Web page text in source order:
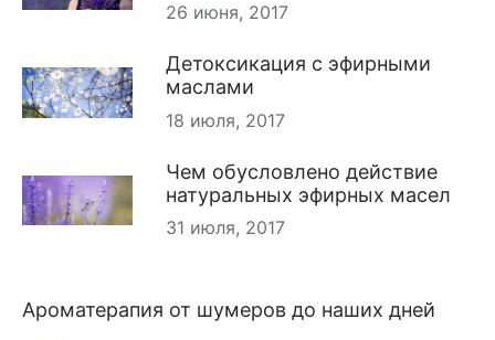
26 июня, 2017
Детоксикация с эфирными
маслами
18 июля, 2017
Чем обусловлено действие
натуральных эфирных масел
31 июля, 2017
Ароматерапия от шумеров до наших дней